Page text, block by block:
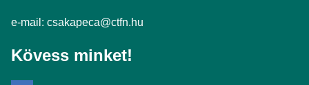
e-mail: csakapeca@ctfn.hu
Kövess minket!